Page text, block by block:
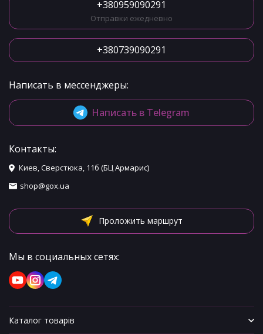
+380959090291
Отправки ежедневно
+380739090291
Написать в мессенджеры:
Написать в Telegram
Контакты:
Киев, Сверстюка, 11б (БЦ Армарис)
shop@gox.ua
Проложить маршрут
Мы в социальных сетях:
Каталог товарів